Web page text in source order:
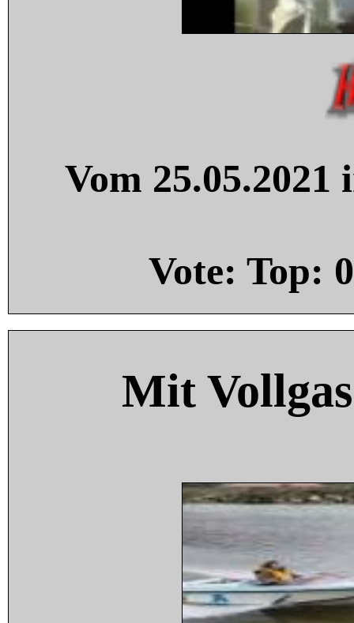
Vom
Vote: Top: 0
Mit